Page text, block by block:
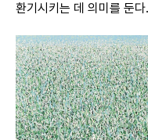
환기시키는 데 의미를 둔다.